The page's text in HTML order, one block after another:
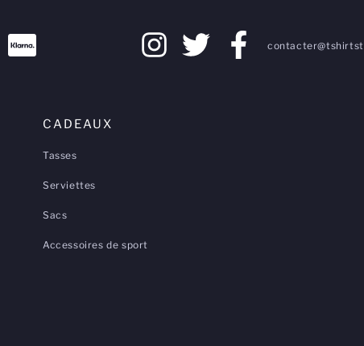
CADEAUX
Tasses
Serviettes
Sacs
Accessoires de sport